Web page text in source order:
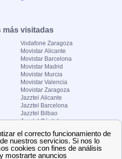
más visitadas
Vodafone Zaragoza
Movistar Alicante
Movistar Barcelona
Movistar Madrid
Movistar Murcia
Movistar Valencia
Movistar Zaragoza
Jazztel Alicante
Jazztel Barcelona
Jazztel Bilbao
Jazztel Córdoba
Jazztel Málaga
Jazztel Valencia
Jazztel Zaragoza